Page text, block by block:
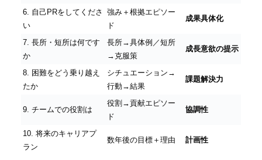
6. 自己PRをしてくださ
い
強み＋根拠エピソー
ド
成果具体化
7. 長所・短所は何です
か
長所→具体例／短所
→克服策
成長意欲の提示
8. 困難をどう乗り越え
たか
シチュエーション→
行動→結果
課題解決力
9. チームでの役割は
役割→貢献エピソー
ド
協調性
10. 将来のキャリアプ
ラン
数年後の目標＋理由 計画性